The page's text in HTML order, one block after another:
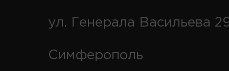
ул. Генерала Васильева
Симферополь